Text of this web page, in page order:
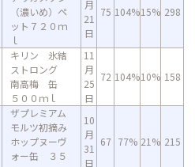
（濃いめ）ペ
ット７２０ｍ
ｌ
月
21
日
75 104%15% 298
キリン 氷結
ストロング
南高梅 缶
５００ｍｌ
11
月
25
日
72 104%10% 158
ザプレミアム
モルツ初摘み
ホップヌーヴ
ォー缶 ３５
10
月
31
日
67 77% 21% 215